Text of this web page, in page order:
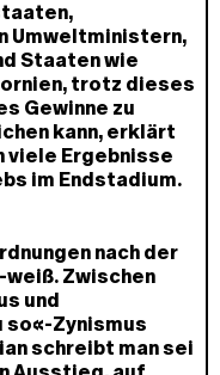
Umweltministern,
Staaten wie
trotz dieses
Gewinne zu
kann, erklärt
viele Ergebnisse
im Endstadium.
nach der
weiß. Zwischen
und
Zynismus
schreibt man sei